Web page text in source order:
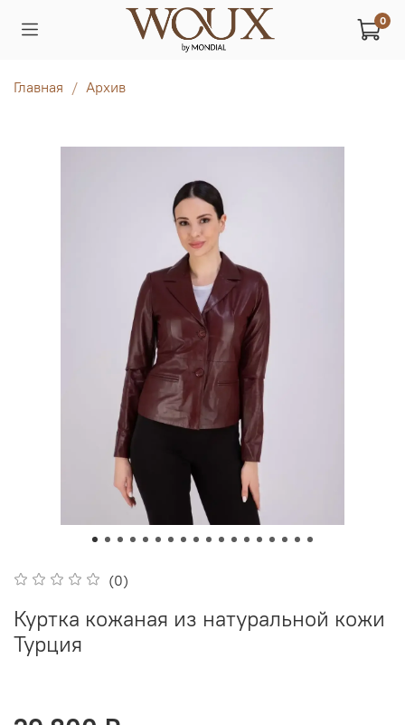
0
Главная Архив
(0)
Куртка кожаная из натуральной кожи
Турция